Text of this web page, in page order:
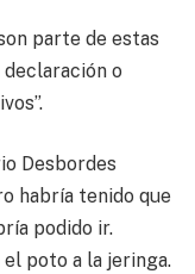
parte de estas
o
Desbordes
habría tenido que
podido ir.
el poto a la jeringa.